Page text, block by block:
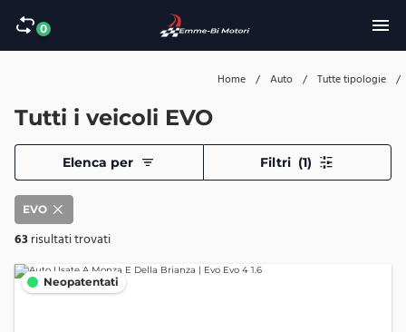
0
Home / Auto / Tutte tipologie /
Tutti i veicoli EVO
Elenca per Filtri (1)
EVO
63risultati trovati
Neopatentati